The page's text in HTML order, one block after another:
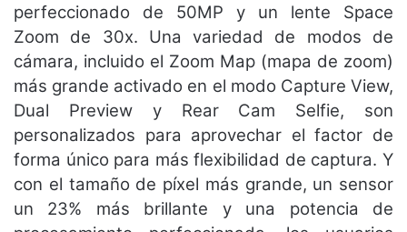
perfeccionado de 50MP y un lente Space
Zoom de 30x. Una variedad de modos de
cámara, incluido el Zoom Map (mapa de zoom)
más grande activado en el modo Capture View,
Dual Preview y Rear Cam Selfie, son
personalizados para aprovechar el factor de
forma único para más flexibilidad de captura. Y
con el tamaño de píxel más grande, un sensor
un 23% más brillante y una potencia de